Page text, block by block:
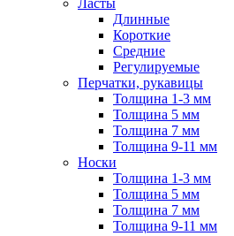
Ласты
Длинные
Короткие
Средние
Регулируемые
Перчатки, рукавицы
Толщина 1-3 мм
Толщина 5 мм
Толщина 7 мм
Толщина 9-11 мм
Носки
Толщина 1-3 мм
Толщина 5 мм
Толщина 7 мм
Толщина 9-11 мм